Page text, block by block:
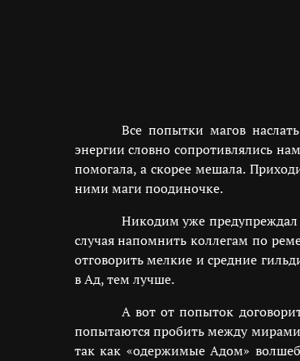
Все попытки магов
энергии словно сопротивлялись
помогала, а скорее мешала.
ними маги поодиночке.
Никодим уже предупреждал
случая напомнить коллегам по
отговорить мелкие и средние
в Ад, тем лучше.
А вот от попыток
попытаются пробить между мирами
так как «одержимые Адом»